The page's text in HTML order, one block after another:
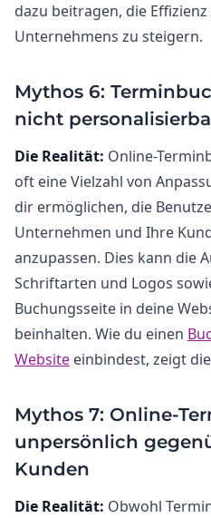
dazu beitragen, die
Unternehmens zu steigern.
Mythos 6:
nicht
Die Realität: Online-
oft eine Vielzahl von
dir ermöglichen, die
Unternehmen und Ihre
anzupassen. Dies kann die
Schriftarten und Logos
Buchungsseite in deine
beinhalten. Wie du einen
Website einbindest, zeigt
Mythos 7: Online-
unpersönlich
Kunden
Die Realität: Obwohl